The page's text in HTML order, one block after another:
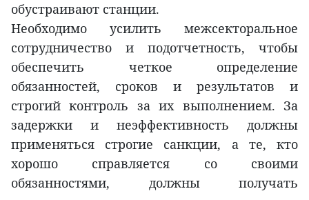
обустраивают станции.
Необходимо усилить межсекторальное
сотрудничество и подотчетность, чтобы
обеспечить четкое определение
обязанностей, сроков и результатов и
строгий контроль за их выполнением. За
задержки и неэффективность должны
применяться строгие санкции, а те, кто
хорошо справляется со своими
обязанностями, должны получать